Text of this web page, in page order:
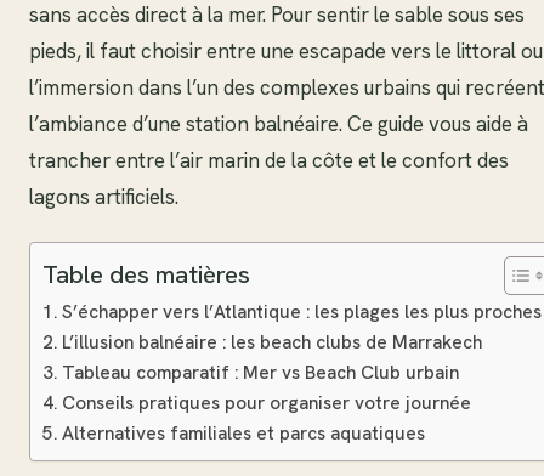
sans accès direct à la mer. Pour sentir le sable sous ses
pieds, il faut choisir entre une escapade vers le littoral ou
l’immersion dans l’un des complexes urbains qui recréent
l’ambiance d’une station balnéaire. Ce guide vous aide à
trancher entre l’air marin de la côte et le confort des
lagons artificiels.
Table des matières
S’échapper vers l’Atlantique : les plages les plus proches
L’illusion balnéaire : les beach clubs de Marrakech
Tableau comparatif : Mer vs Beach Club urbain
Conseils pratiques pour organiser votre journée
Alternatives familiales et parcs aquatiques